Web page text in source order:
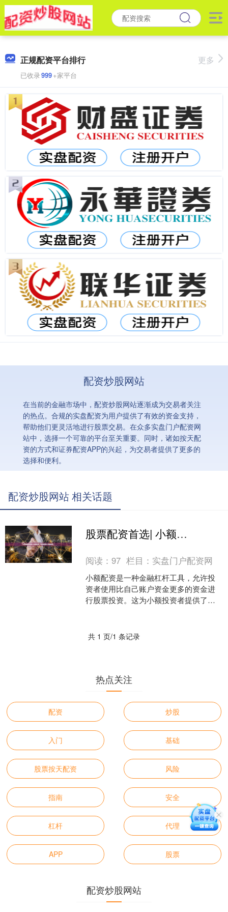
正规配资平台排行
已收录999+家平台
更多
配资炒股网站
在当前的金融市场中，配资炒股网站逐渐成为交易者关注
的热点。合规的实盘配资为用户提供了有效的资金支持，
帮助他们更灵活地进行股票交易。在众多实盘门户配资网
站中，选择一个可靠的平台至关重要。同时，诸如按天配
资的方式和证券配资APP的兴起，为交易者提供了更多的
选择和便利。
配资炒股网站 相关话题
股票配资首选| 小额配资：开启股票投资新篇章
阅读：97 栏目： 实盘门户配资网
小额配资是一种金融杠杆工具，允许投
资者使用比自己账户资金更多的资金进
行股票投资。这为小额投资者提供了放
共 1 页/1 条记录
热点关注
配资 炒股
入门 基础
股票按天配资 风险
指南 安全
杠杆 代理
APP 股票
配资炒股网站